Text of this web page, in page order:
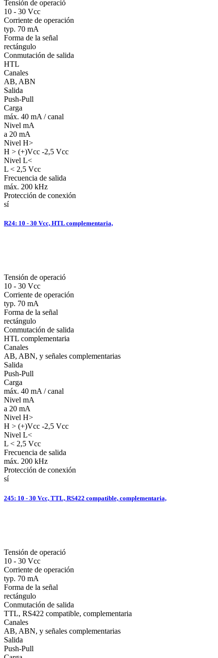
Tensión de operació
10 - 30 Vcc
Corriente de operación
typ. 70 mA
Forma de la señal
rectángulo
Conmutación de salida
HTL
Canales
AB, ABN
Salida
Push-Pull
Carga
máx. 40 mA / canal
Nivel mA
a 20 mA
Nivel H>
H > (+)Vcc -2,5 Vcc
Nivel L<
L < 2,5 Vcc
Frecuencia de salida
máx. 200 kHz
Protección de conexión
sí
R24: 10 - 30 Vcc, HTL complementaria,
Tensión de operació
10 - 30 Vcc
Corriente de operación
typ. 70 mA
Forma de la señal
rectángulo
Conmutación de salida
HTL complementaria
Canales
AB, ABN, y señales complementarias
Salida
Push-Pull
Carga
máx. 40 mA / canal
Nivel mA
a 20 mA
Nivel H>
H > (+)Vcc -2,5 Vcc
Nivel L<
L < 2,5 Vcc
Frecuencia de salida
máx. 200 kHz
Protección de conexión
sí
245: 10 - 30 Vcc, TTL, RS422 compatible, complementaria,
Tensión de operació
10 - 30 Vcc
Corriente de operación
typ. 70 mA
Forma de la señal
rectángulo
Conmutación de salida
TTL, RS422 compatible, complementaria
Canales
AB, ABN, y señales complementarias
Salida
Push-Pull